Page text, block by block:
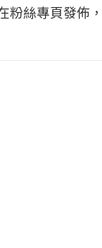
粉絲專頁發佈